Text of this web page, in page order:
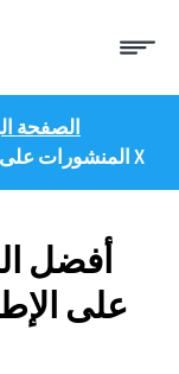
الصفحة
المنشورات على تويتر على الإطلاق: رحلة في الذاكرة على X
أفضل
على